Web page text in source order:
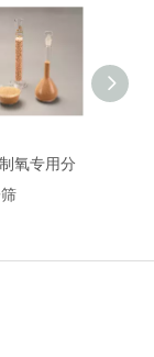
氧专用分